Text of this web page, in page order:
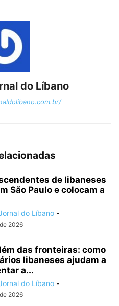
do Líbano
de libaneses
São Paulo e colocam a
do Líbano -
2026
das fronteiras: como
libaneses ajudam a
a...
do Líbano -
2026